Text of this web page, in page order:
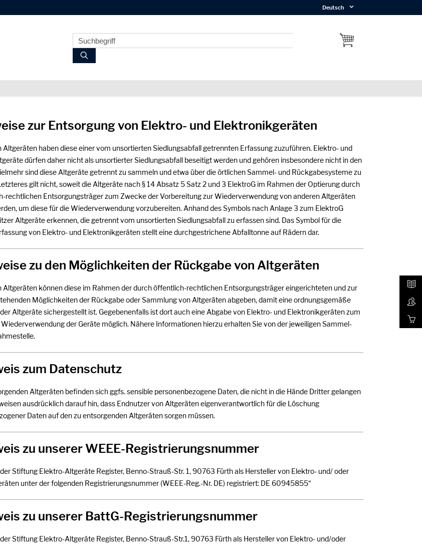
Deutsch
zur Entsorgung von Elektro- und Elektronikgeräten
Altgeräten haben diese einer vom unsortierten Siedlungsabfall getrennten Erfassung zuzuführen. Elektro- und
dürfen daher nicht als unsortierter Siedlungsabfall beseitigt werden und gehören insbesondere nicht in den
sind diese Altgeräte getrennt zu sammeln und etwa über die örtlichen Sammel- und Rückgabesysteme zu
gilt nicht, soweit die Altgeräte nach § 14 Absatz 5 Satz 2 und 3 ElektroG im Rahmen der Optierung durch
rechtlichen Entsorgungsträger zum Zwecke der Vorbereitung zur Wiederverwendung von anderen Altgeräten
um diese für die Wiederverwendung vorzubereiten. Anhand des Symbols nach Anlage 3 zum ElektroG
Altgeräte erkennen, die getrennt vom unsortierten Siedlungsabfall zu erfassen sind. Das Symbol für die
von Elektro- und Elektronikgeräten stellt eine durchgestrichene Abfalltonne auf Rädern dar.
zu den Möglichkeiten der Rückgabe von Altgeräten
Altgeräten können diese im Rahmen der durch öffentlich-rechtlichen Entsorgungsträger eingerichteten und zur
Möglichkeiten der Rückgabe oder Sammlung von Altgeräten abgeben, damit eine ordnungsgemäße
Altgeräte sichergestellt ist. Gegebenenfalls ist dort auch eine Abgabe von Elektro- und Elektronikgeräten zum
der Geräte möglich. Nähere Informationen hierzu erhalten Sie von der jeweiligen Sammel-
zum Datenschutz
Altgeräten befinden sich ggfs. sensible personenbezogene Daten, die nicht in die Hände Dritter gelangen
ausdrücklich darauf hin, dass Endnutzer von Altgeräten eigenverantwortlich für die Löschung
Daten auf den zu entsorgenden Altgeräten sorgen müssen.
zu unserer WEEE-Registrierungsnummer
Stiftung Elektro-Altgeräte Register, Benno-Strauß-Str. 1, 90763 Fürth als Hersteller von Elektro- und/ oder
unter der folgenden Registrierungsnummer (WEEE-Reg.-Nr. DE) registriert: DE 60945855“
zu unserer BattG-Registrierungsnummer
Stiftung Elektro-Altgeräte Register, Benno-Strauß-Str.1, 90763 Fürth als Hersteller von Elektro- und/oder